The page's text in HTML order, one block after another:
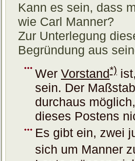
Kann es sein, dass
wie Carl Manner?
Zur Unterlegung
Begründung aus
Wer Vorstand*)
sein. Der
durchaus
dieses Postens
Es gibt ein, zwei
sich um Manner